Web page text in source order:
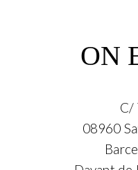
ON
C/
08960